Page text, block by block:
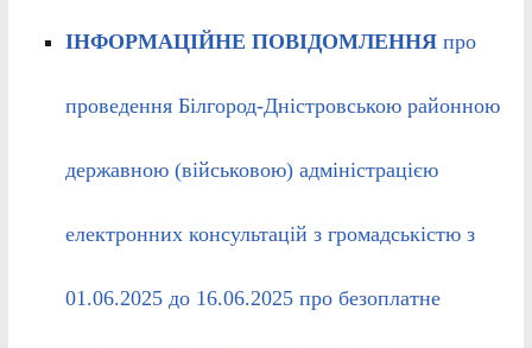
ІНФОРМАЦІЙНЕ ПОВІДОМЛЕННЯпро
проведення Білгород-Дністровською районною
державною (військовою) адміністрацією
електронних консультацій з громадськістю з
01.06.2025 до 16.06.2025 про безоплатне